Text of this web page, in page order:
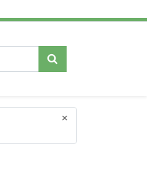
×